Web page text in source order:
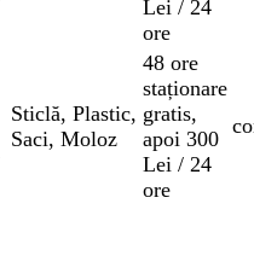
Lei / 24
ore
Sticlă, Plastic,
Saci, Moloz
48 ore
staționare
gratis,
apoi 300
Lei / 24
ore